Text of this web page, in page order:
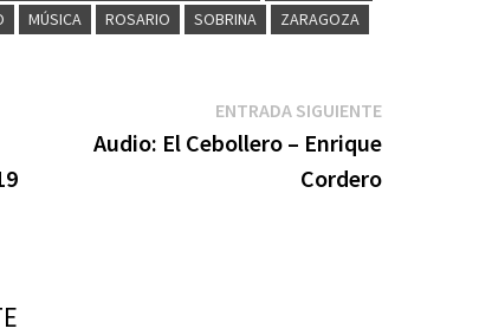
MÚSICA ROSARIO SOBRINA ZARAGOZA
ENTRADA SIGUIENTEEntrada
siguiente:
Audio: El Cebollero – Enrique
Cordero